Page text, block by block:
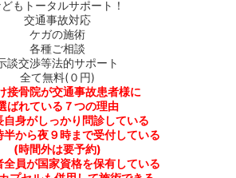
もトータルサポート！
交通事故対応
ケガの施術
各種ご相談
談交渉等法的サポート
全て無料(０円)
接骨院が交通事故患者様に
ばれている７つの理由
自身がしっかり問診している
半から夜９時まで受付している
(時間外は要予約)
全員が国家資格を保有している